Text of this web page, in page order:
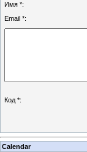
Имя *:
Email *:
Код *:
Calendar